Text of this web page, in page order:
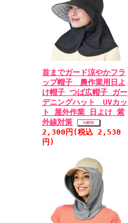
首までガード涼やかフラ
ップ帽子 農作業用日よ
け帽子 つば広帽子 ガー
デニングハット UVカッ
ト 屋外作業 日よけ 紫
外線対策
2,300円(税込 2,530
円)